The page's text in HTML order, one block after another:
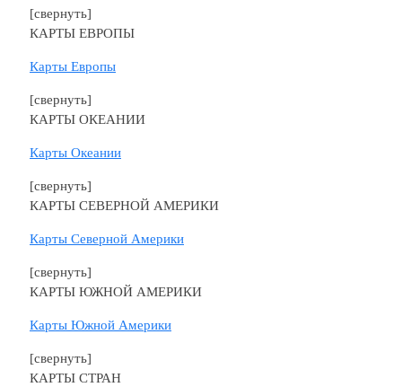
[свернуть]
КАРТЫ ЕВРОПЫ
Карты Европы
[свернуть]
КАРТЫ ОКЕАНИИ
Карты Океании
[свернуть]
КАРТЫ СЕВЕРНОЙ АМЕРИКИ
Карты Северной Америки
[свернуть]
КАРТЫ ЮЖНОЙ АМЕРИКИ
Карты Южной Америки
[свернуть]
КАРТЫ СТРАН